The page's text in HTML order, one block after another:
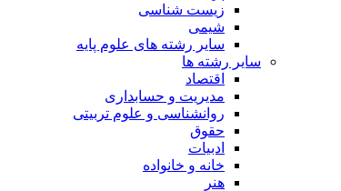
زیست شناسی
شیمی
سایر رشته های علوم پایه
سایر رشته ها
اقتصاد
مدیریت و حسابداری
روانشناسی و علوم تربیتی
حقوق
ادبیات
خانه و خانواده
هنر